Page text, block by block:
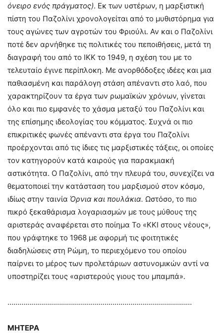
όνειρο ενός πράγματος). Εκ των υστέρων, η μαρξιστική
πίστη του Παζολίνι χρονολογείται από το μυθιστόρημα για
τους αγώνες των αγροτών του Φριούλι. Αν και ο Παζολίνι
ποτέ δεν αρνήθηκε τις πολιτικές του πεποιθήσεις, μετά τη
διαγραφή του από το ΙΚΚ το 1949, η σχέση του με το
τελευταίο έγινε περίπλοκη. Με ανορθόδοξες ιδέες και μια
παθιασμένη και παράλογη στάση απέναντι στο λαό, που
χαρακτηρίζουν τα έργα των ρωμαϊκών χρόνων, γίνεται
όλο και πιο εμφανές το χάσμα μεταξύ του Παζολίνι και
της επίσημης ιδεολογίας του κόμματος. Συχνά οι πιο
επικριτικές φωνές απέναντι στα έργα του Παζολίνι
προέρχονται από τις ίδιες τις μαρξιστικές τάξεις, οι οποίες
τον κατηγορούν κατά καιρούς για παρακμιακή
αστικότητα. Ο Παζολίνι, από την πλευρά του, συνεχίζει να
θεματοποιεί την κατάσταση του μαρξισμού στον κόσμο,
ιδίως στην ταινία Όρνια και πουλάκια. Ωστόσο, το πιο
πικρό ξεκαθάρισμα λογαριασμών με τους μύθους της
αριστεράς αναφέρεται στο ποίημα Το «ΚΚΙ στους νέους»,
που γράφτηκε το 1968 με αφορμή τις φοιτητικές
διαδηλώσεις στη Ρώμη, το περιεχόμενο του οποίου
παίρνει το μέρος των προλετάριων αστυνομικών αντί να
υποστηρίζει τους «αριστερούς γιους του μπαμπά».
…………………………………………………………………………………
ΜΗΤΕΡΑ